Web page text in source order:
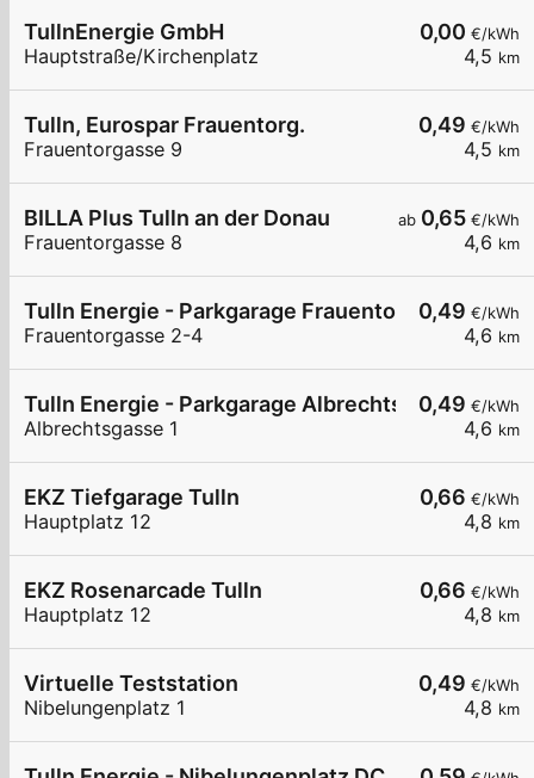
0,00 €/kWh
4,5 km
TullnEnergie GmbH
Hauptstraße/Kirchenplatz
0,49 €/kWh
4,5 km
Tulln, Eurospar Frauentorg.
Frauentorgasse 9
ab 0,65 €/kWh
4,6 km
BILLA Plus Tulln an der Donau
Frauentorgasse 8
0,49 €/kWh
4,6 km
Tulln Energie - Parkgarage Frauentorgasse
Frauentorgasse 2-4
0,49 €/kWh
4,6 km
Tulln Energie - Parkgarage Albrechtsgasse
Albrechtsgasse 1
0,66 €/kWh
4,8 km
EKZ Tiefgarage Tulln
Hauptplatz 12
0,66 €/kWh
4,8 km
EKZ Rosenarcade Tulln
Hauptplatz 12
0,49 €/kWh
4,8 km
Virtuelle Teststation
Nibelungenplatz 1